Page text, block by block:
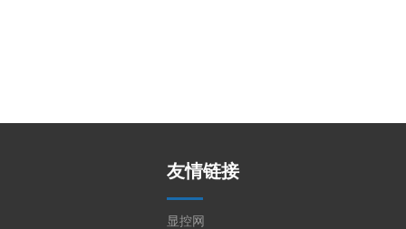
友情链接
显控网